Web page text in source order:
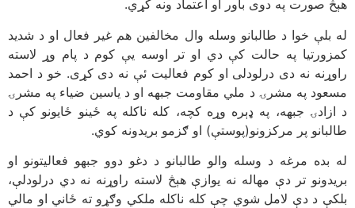
هېڅ صورت په دوی باور او اعتماد ونه کړي.
له بلې خوا د طالبانو وسله وال مخالفين هم غير فعال او د شدید
کمزورتیا په حالت کې دي او تر اوسه يې کوم د پام وړ لاسته
راوړنه نه دی درلودلی او کوم فعاليت ئې نه دی کړی. خو د احمد
مسعود په مشرۍ د ملي مقاومت جبهه او د ياسين ضياء په مشرۍ
د ازادۍ جبهه، په ډېره وړه کچه، کله ناکله په ځينو ځايونو کې د
طالبانو پر مرکزونو(پوستې) او ګزمو بريدونه کوي.
له بده مرغه د وسله والو طالبانو د دغو دوو جبهو فعاليتونو او
بريدونو تر دې مهاله نه يوازې هېڅ لاسته راوړنه نه دي درلودلې،
بلکې د دې لامل شوي چې کله ناکله ملکي وګړو ته ځاني او مالي